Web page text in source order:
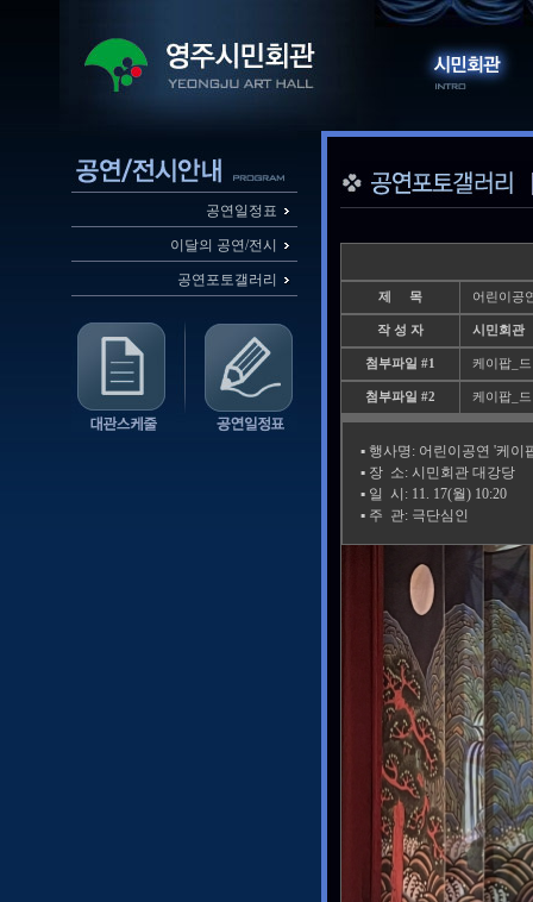
공연일정표
이달의 공연/전시
공연포토갤러리
제 목 어린이공
작 성 자 시민회관
첨부파일 #1 케이팝_
첨부파일 #2 케이팝_
▪️ 행사명: 어린이공연 '케이
▪️ 장 소: 시민회관 대강당
▪️ 일 시: 11. 17(월) 10:20
▪️ 주 관: 극단심인